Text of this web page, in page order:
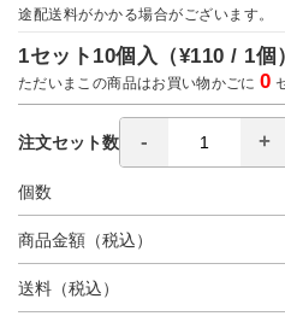
途配送料がかかる場合がございます。
1セット10個入（¥110 / 1
ただいまこの商品はお買い物かごに0
注文セット数
個数
商品金額（税込）
送料（税込）